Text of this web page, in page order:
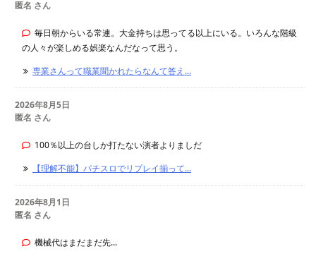
匿名 さん
毎日朝からいる常連。大金持ちは思ってる以上にいる。いろんな階級
の人々が楽しめる娯楽なんだなって思う。
専業さんって職業聞かれたらなんて答え...
2026年8月5日
匿名 さん
100％以上の台しか打たない演者よりましだ
【理解不能】パチスロでリプレイ揃って...
2026年8月1日
匿名 さん
機械代はまだまだ先...